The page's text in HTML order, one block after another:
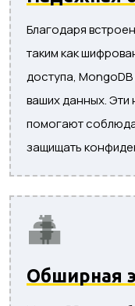
Благодаря
таким как
доступа,
ваших данных.
помогают
защищать
Обширная